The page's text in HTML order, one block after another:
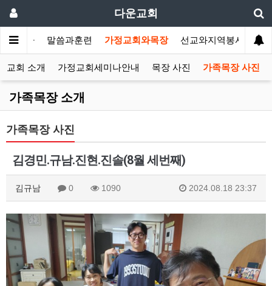
다운교회
합니다 말씀과훈련 가정교회와목장 선교와지역봉사 나
교회 소개 가정교회세미나안내 목장 사진 가족목장 사진
가족목장 소개
가족목장 사진
김경민.규남.진현.진솔(8월 세번째)
김규남 0 1090 2024.08.18 23:37